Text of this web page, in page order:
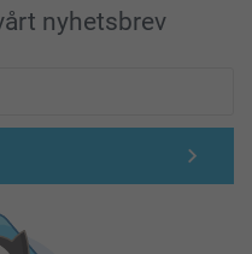
nyhetsbrev